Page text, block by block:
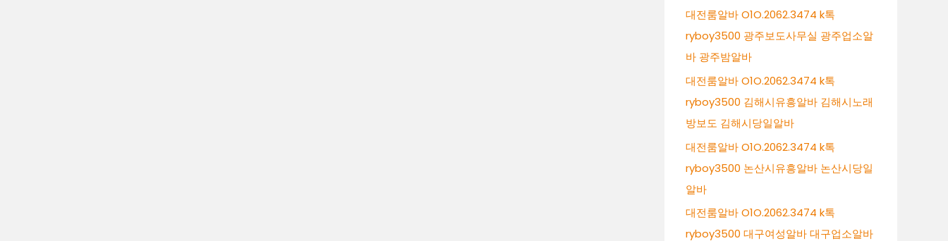
대전룸알바 O1O.2062.3474 k톡
ryboy3500 광주보도사무실 광주업소알
바 광주밤알바
대전룸알바 O1O.2062.3474 k톡
ryboy3500 김해시유흥알바 김해시노래
방보도 김해시당일알바
대전룸알바 O1O.2062.3474 k톡
ryboy3500 논산시유흥알바 논산시당일
알바
대전룸알바 O1O.2062.3474 k톡
ryboy3500 대구여성알바 대구업소알바